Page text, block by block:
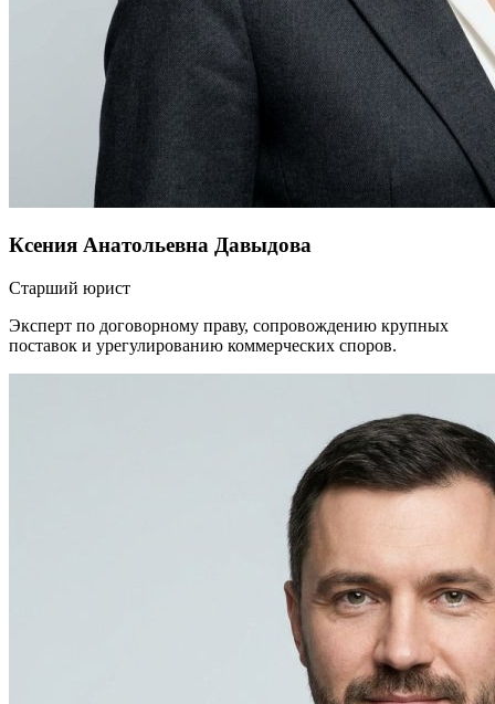
Ксения Анатольевна Давыдова
Старший юрист
Эксперт по договорному праву, сопровождению крупных
поставок и урегулированию коммерческих споров.